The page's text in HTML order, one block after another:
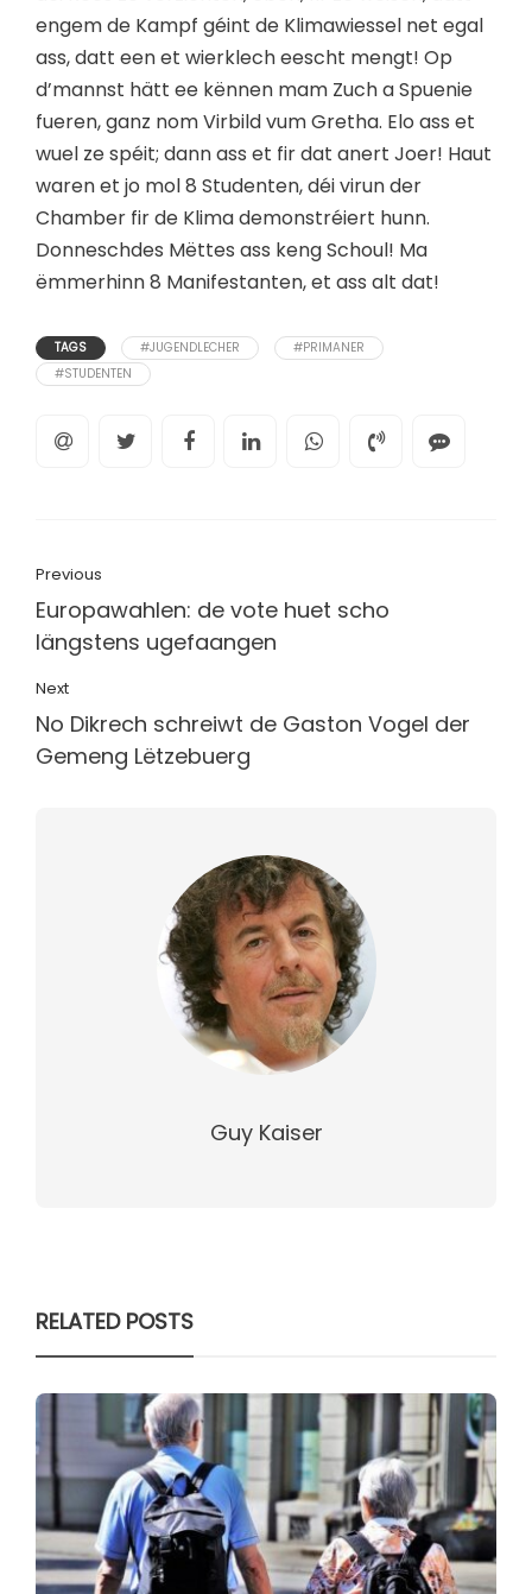
engem de Kampf géint de Klimawiessel net egal
ass, datt een et wierklech eescht mengt! Op
d’mannst hätt ee kënnen mam Zuch a Spuenie
fueren, ganz nom Virbild vum Gretha. Elo ass et
wuel ze spéit; dann ass et fir dat anert Joer! Haut
waren et jo mol 8 Studenten, déi virun der
Chamber fir de Klima demonstréiert hunn.
Donneschdes Mëttes ass keng Schoul! Ma
ëmmerhinn 8 Manifestanten, et ass alt dat!
TAGS #JUGENDLECHER
#PRIMANER
#STUDENTEN
Previous
Europawahlen: de vote huet scho
längstens ugefaangen
Next
No Dikrech schreiwt de Gaston Vogel der
Gemeng Lëtzebuerg
Guy Kaiser
RELATED POSTS